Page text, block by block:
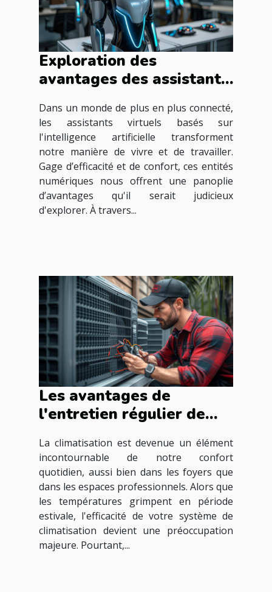
Exploration des
avantages des assistants
l'intelligence artificielle
Dans un monde de plus en plus connecté,
les assistants virtuels basés sur
l'intelligence artificielle transforment
notre manière de vivre et de travailler.
Gage d’efficacité et de confort, ces entités
numériques nous offrent une panoplie
d’avantages qu'il serait judicieux
d'explorer. À travers...
Les avantages de
l'entretien régulier de
climatisation pour une
efficacité optimale
La climatisation est devenue un élément
incontournable de notre confort
quotidien, aussi bien dans les foyers que
dans les espaces professionnels. Alors que
les températures grimpent en période
estivale, l'efficacité de votre système de
climatisation devient une préoccupation
majeure. Pourtant,...